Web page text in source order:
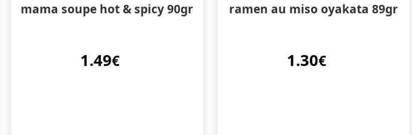
mama soupe hot & spicy 90gr
1.49€
ramen au miso oyakata 89gr
1.30€